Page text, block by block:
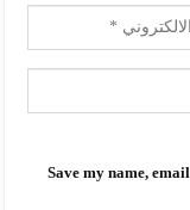
Save my name,